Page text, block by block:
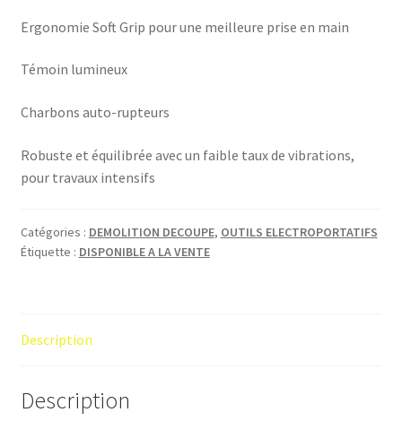
Ergonomie Soft Grip pour une meilleure prise en main
Témoin lumineux
Charbons auto-rupteurs
Robuste et équilibrée avec un faible taux de vibrations,
pour travaux intensifs
Catégories : DEMOLITION DECOUPE, OUTILS ELECTROPORTATIFS
Étiquette : DISPONIBLE A LA VENTE
Description
Description